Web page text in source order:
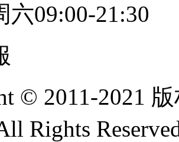
六09:00-21:30
© 2011-2021
Rights